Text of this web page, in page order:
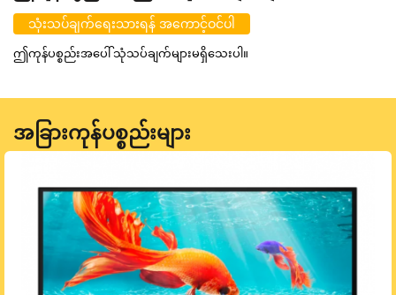
သုံးသပ်ချက်ရေးသားရန် အကောင့်ဝင်ပါ
ဤကုန်ပစ္စည်းအပေါ် သုံသပ်ချက်များမရှိသေးပါ။
အခြားကုန်ပစ္စည်းများ